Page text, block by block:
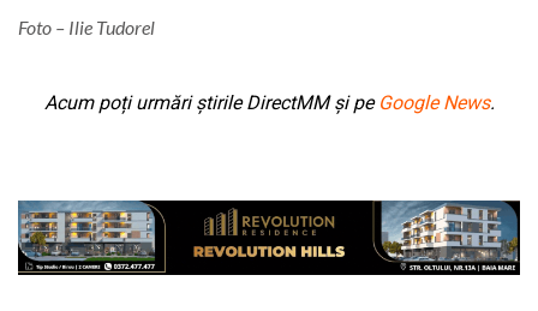
Foto – Ilie Tudorel
Acum poți urmări știrile DirectMM și pe Google News.